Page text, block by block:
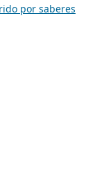
por saberes